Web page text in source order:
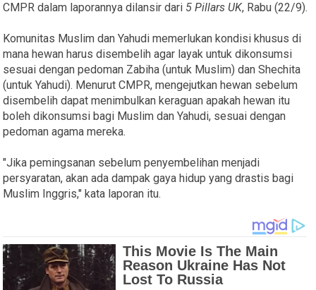
CMPR dalam laporannya dilansir dari 5 Pillars UK, Rabu (22/9).
Komunitas Muslim dan Yahudi memerlukan kondisi khusus di
mana hewan harus disembelih agar layak untuk dikonsumsi
sesuai dengan pedoman Zabiha (untuk Muslim) dan Shechita
(untuk Yahudi). Menurut CMPR, mengejutkan hewan sebelum
disembelih dapat menimbulkan keraguan apakah hewan itu
boleh dikonsumsi bagi Muslim dan Yahudi, sesuai dengan
pedoman agama mereka.
"Jika pemingsanan sebelum penyembelihan menjadi
persyaratan, akan ada dampak gaya hidup yang drastis bagi
Muslim Inggris," kata laporan itu.